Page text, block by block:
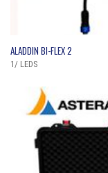
ALADDIN BI-FLEX 2
1/ LEDS